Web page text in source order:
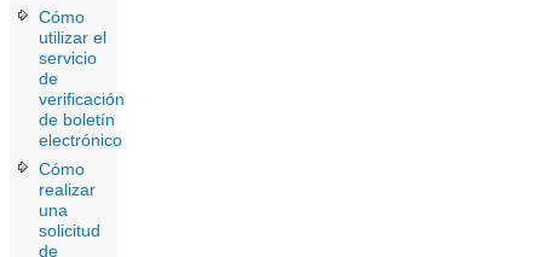
Cómo
utilizar el
servicio
de
verificación
de boletín
electrónico
Cómo
realizar
una
solicitud
de